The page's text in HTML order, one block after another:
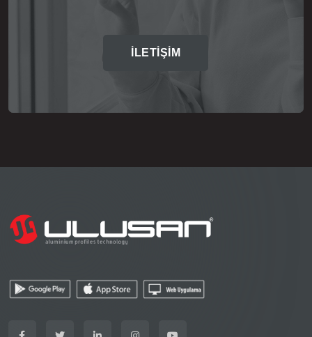
İLETİŞİM